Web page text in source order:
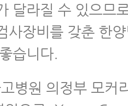
달라질 수 있으므
사장비를 갖춘 한
습니다.
병원 의정부 모커